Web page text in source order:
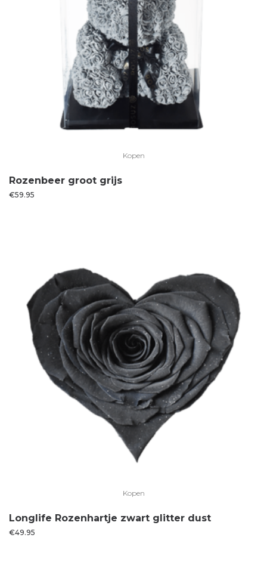
Kopen
Rozenbeer groot grijs
€59.95
Kopen
Longlife Rozenhartje zwart glitter dust
€49.95